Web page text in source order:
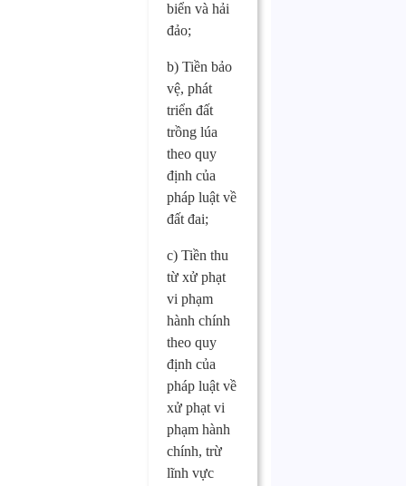
biển và hải
đảo;
b) Tiền bảo
vệ, phát
triển đất
trồng lúa
theo quy
định của
pháp luật về
đất đai;
c) Tiền thu
từ xử phạt
vi phạm
hành chính
theo quy
định của
pháp luật về
xử phạt vi
phạm hành
chính, trừ
lĩnh vực